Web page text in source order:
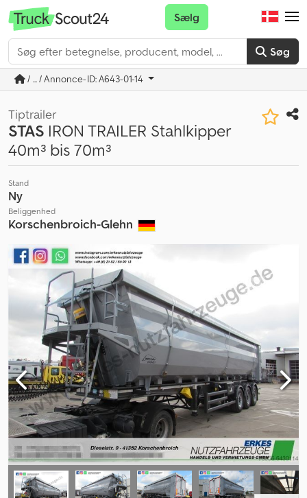
Søg
Sælg
/ ... / Annonce-ID: A643-01-14
Tiptrailer
STAS IRON TRAILER Stahlkipper
40m³ bis 70m³
Stand
Ny
Beliggenhed
Korschenbroich-Glehn